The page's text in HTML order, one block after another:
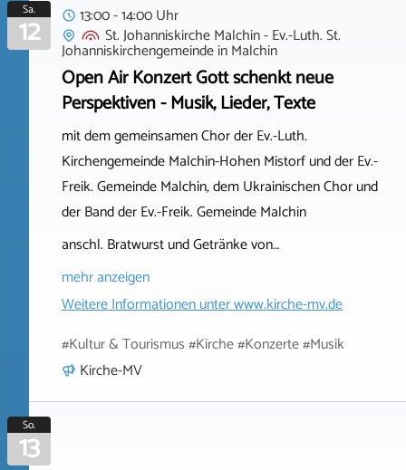
Sa.
12
13:00 - 14:00 Uhr
St. Johanniskirche Malchin - Ev.-Luth. St.
JohanniskirchengemeindeinMalchin
Open Air Konzert Gott schenkt neue
Perspektiven - Musik, Lieder, Texte
mit dem gemeinsamen Chor der Ev.-Luth.
Kirchengemeinde Malchin-Hohen Mistorf und der Ev.-
Freik. Gemeinde Malchin, dem Ukrainischen Chor und
der Band der Ev.-Freik. Gemeinde Malchin
anschl. Bratwurst und Getränke von…
mehr anzeigen
Weitere Informationen unterwww.kirche-mv.de
#Kultur & Tourismus #Kirche #Konzerte #Musik
Kirche-MV
So.
13